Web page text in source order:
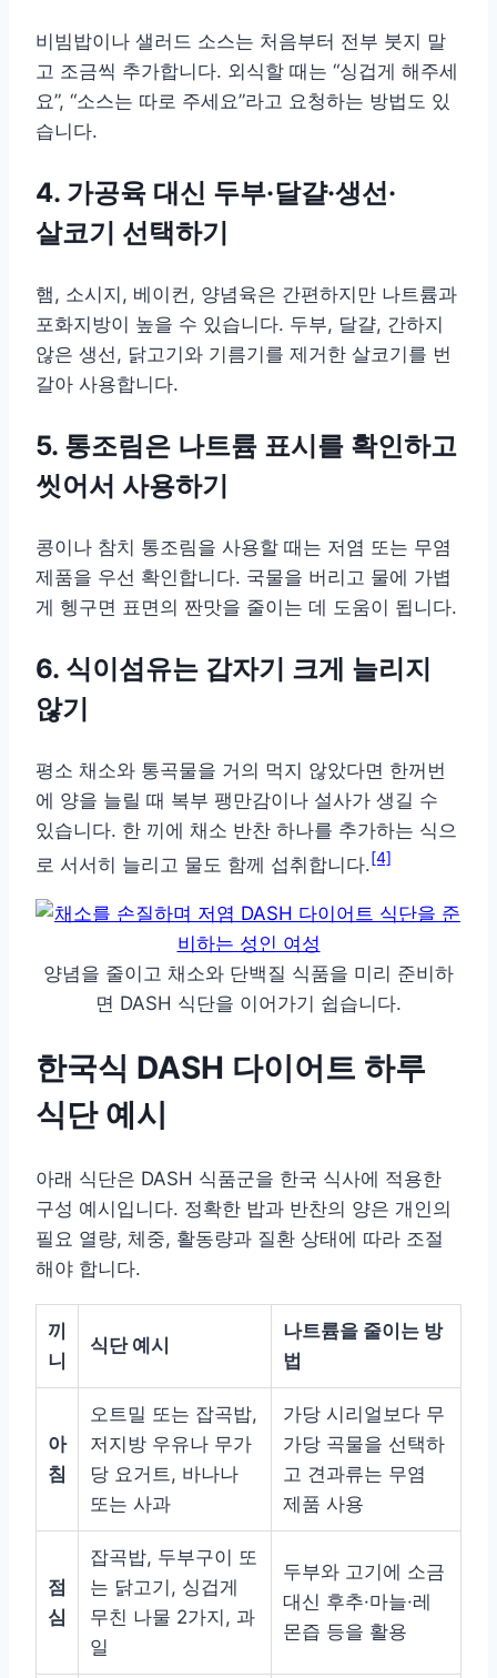
비빔밥이나 샐러드 소스는 처음부터 전부 붓지 말
고 조금씩 추가합니다. 외식할 때는 “싱겁게 해주세
요”, “소스는 따로 주세요”라고 요청하는 방법도 있
습니다.
4. 가공육 대신 두부·달걀·생선·
살코기 선택하기
햄, 소시지, 베이컨, 양념육은 간편하지만 나트륨과
포화지방이 높을 수 있습니다. 두부, 달걀, 간하지
않은 생선, 닭고기와 기름기를 제거한 살코기를 번
갈아 사용합니다.
5. 통조림은 나트륨 표시를 확인하고
씻어서 사용하기
콩이나 참치 통조림을 사용할 때는 저염 또는 무염
제품을 우선 확인합니다. 국물을 버리고 물에 가볍
게 헹구면 표면의 짠맛을 줄이는 데 도움이 됩니다.
6. 식이섬유는 갑자기 크게 늘리지
않기
평소 채소와 통곡물을 거의 먹지 않았다면 한꺼번
에 양을 늘릴 때 복부 팽만감이나 설사가 생길 수
있습니다. 한 끼에 채소 반찬 하나를 추가하는 식으
로 서서히 늘리고 물도 함께 섭취합니다. [4]
양념을 줄이고 채소와 단백질 식품을 미리 준비하
면 DASH 식단을 이어가기 쉽습니다.
한국식 DASH 다이어트 하루
식단 예시
아래 식단은 DASH 식품군을 한국 식사에 적용한
구성 예시입니다. 정확한 밥과 반찬의 양은 개인의
필요 열량, 체중, 활동량과 질환 상태에 따라 조절
해야 합니다.
끼
니
식단 예시
나트륨을 줄이는 방
법
아
침
오트밀 또는 잡곡밥,
저지방 우유나 무가
당 요거트, 바나나
또는 사과
가당 시리얼보다 무
가당 곡물을 선택하
고 견과류는 무염
제품 사용
점
심
잡곡밥, 두부구이 또
는 닭고기, 싱겁게
무친 나물 2가지, 과
일
두부와 고기에 소금
대신 후추·마늘·레
몬즙 등을 활용